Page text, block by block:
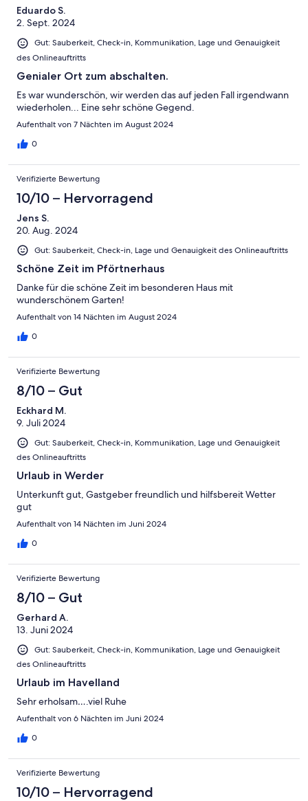
Eduardo S.
2. Sept. 2024
Gut: Sauberkeit, Check-in, Kommunikation, Lage und Genauigkeit
des Onlineauftritts
Genialer Ort zum abschalten.
Es war wunderschön, wir werden das auf jeden Fall irgendwann
wiederholen... Eine sehr schöne Gegend.
Aufenthalt von 7 Nächten im August 2024
0
Verifizierte Bewertung
10/10 – Hervorragend
Jens S.
20. Aug. 2024
Gut: Sauberkeit, Check-in, Lage und Genauigkeit des Onlineauftritts
Schöne Zeit im Pförtnerhaus
Danke für die schöne Zeit im besonderen Haus mit
wunderschönem Garten!
Aufenthalt von 14 Nächten im August 2024
0
Verifizierte Bewertung
8/10 – Gut
Eckhard M.
9. Juli 2024
Gut: Sauberkeit, Check-in, Kommunikation, Lage und Genauigkeit
des Onlineauftritts
Urlaub in Werder
Unterkunft gut, Gastgeber freundlich und hilfsbereit Wetter
gut
Aufenthalt von 14 Nächten im Juni 2024
0
Verifizierte Bewertung
8/10 – Gut
Gerhard A.
13. Juni 2024
Gut: Sauberkeit, Check-in, Kommunikation, Lage und Genauigkeit
des Onlineauftritts
Urlaub im Havelland
Sehr erholsam….viel Ruhe
Aufenthalt von 6 Nächten im Juni 2024
0
Verifizierte Bewertung
10/10 – Hervorragend